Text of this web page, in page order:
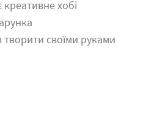
хобі
творити своїми руками